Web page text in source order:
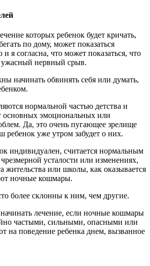
которых ребенок будет кричать,
по дому, может показаться
я согласна, что может показаться, что
ужасный нервный срыв.
начинать обвинять себя или думать,
нормальной частью детства и
эмоциональных или
Да, это очень пугающее зрелище
ребенок уже утром забудет о них.
индивидуален, считается нормальным
усталости или изменениях,
жительства или школы, как оказывается
ночные кошмары.
более склонны к ним, чем другие.
лечение, если ночные кошмары
частыми, сильными, опасными или
на поведение ребенка днем, вызванное